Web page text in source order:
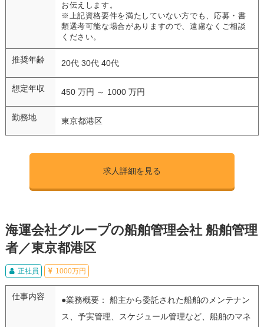
お伝えします。
※上記資格要件を満たしていない方でも、応募・書
類選考可能な場合がありますので、遠慮なくご相談
ください。
推奨年齢 20代 30代 40代
想定年収 450 万円 ～ 1000 万円
勤務地 東京都港区
求人詳細を見る
海運会社グループの船舶管理会社 船舶管理
者／東京都港区
正社員 1000万円
仕事内容
●業務概要： 船主から委託された船舶のメンテナン
ス、予実管理、スケジュール管理など、船舶のマネ